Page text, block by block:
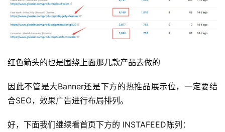
红色箭头的也是围绕上面那几款产品去做的
因此不管是大Banner还是下方的热推品展示位，一定要结
合SEO，效果广告进行布局排列。
好，下面我们继续看首页下方的 INSTAFEED陈列：